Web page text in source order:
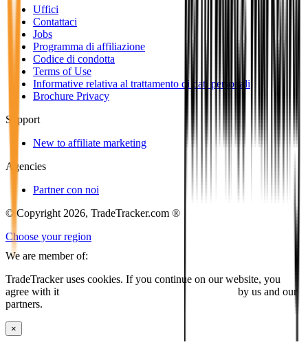
Uffici
Contattaci
Jobs
Programma di affiliazione
Codice di condotta
Terms of Use
Informative relativa al trattamento di dati personali
Brochure Privacy
Support
New to affiliate marketing
Agencies
Partner con noi
© Copyright 2026, TradeTracker.com ®
Choose your region
We are member of:
TradeTracker uses cookies. If you continue on our website, you
agree with it
by us and our
partners.
×